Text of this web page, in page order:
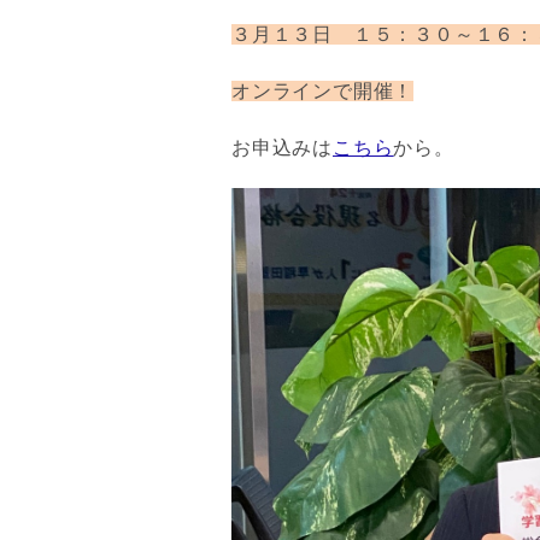
３月１３日 １５：３０～１６：
オンラインで開催！
お申込みは こちらから。